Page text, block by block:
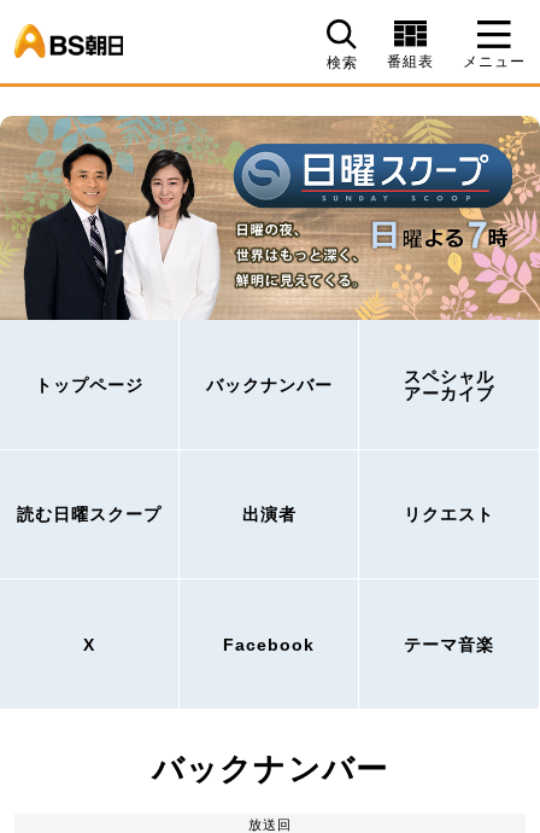
検索 番組表 メニュー
トップページ バックナンバー
スペシャル
アーカイブ
読む日曜スクープ 出演者 リクエスト
X Facebook テーマ音楽
バックナンバー
放送回